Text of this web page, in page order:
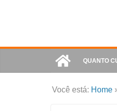
QUANTO
Você está: Home